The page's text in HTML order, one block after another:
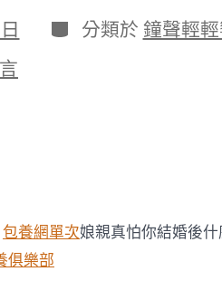
分
類
分類於 鐘聲輕
包養網單次娘親真怕你結婚後什
俱樂部